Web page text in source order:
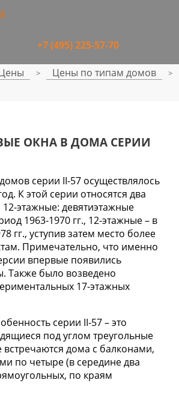
+7 (495) 225-57-70
> Цены по типам домов >
ОКНА В ДОМА СЕРИИ
серии II-57 осуществлялось
К этой серии относятся два
этажные: девятиэтажные
1963-1970 гг., 12-этажные – в
гг., уступив затем место более
Примечательно, что именно
впервые появились
Также было возведено
17-этажных
серии II-57 – это
под углом треугольные
дома с балконами,
по четыре (в середине два
по краям